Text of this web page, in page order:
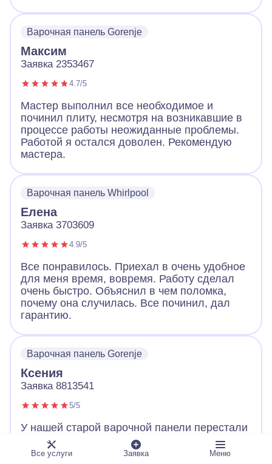
Варочная панель Gorenje
Максим
Заявка 2353467
4.7/5
Мастер выполнил все необходимое и
починил плиту, несмотря на возникавшие в
процессе работы неожиданные проблемы.
Работой я остался доволен. Рекомендую
мастера.
Варочная панель Whirlpool
Елена
Заявка 3703609
4.9/5
Все понравилось. Приехал в очень удобное
для меня время, вовремя. Работу сделал
очень быстро. Объяснил в чем поломка,
почему она случилась. Все починил, дал
гарантию.
Варочная панель Gorenje
Ксения
Заявка 8813541
5/5
У нашей старой варочной панели перестали
работать конфорки. Когда встал вопрос:
«Где искать мастера, чтобы обязательно
Все услуги Заявка Меню